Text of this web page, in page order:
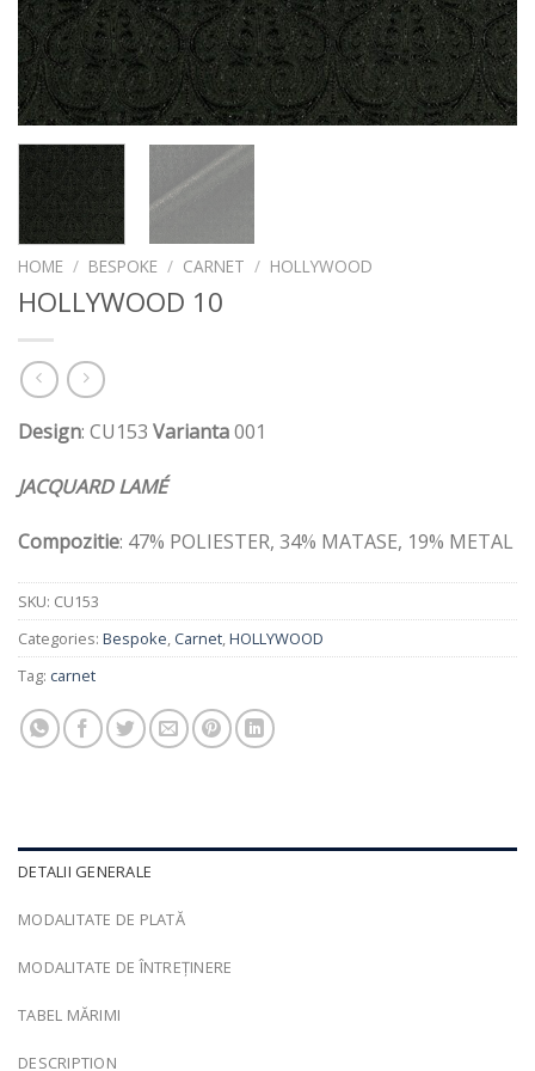
HOME / BESPOKE / CARNET / HOLLYWOOD
HOLLYWOOD 10
Design: CU153 Varianta001
JACQUARD LAMÉ
Compozitie: 47% POLIESTER, 34% MATASE, 19% METAL
SKU: CU153
Categories: Bespoke, Carnet,HOLLYWOOD
Tag: carnet
DETALII GENERALE
MODALITATE DE PLATĂ
MODALITATE DE ÎNTREȚINERE
TABEL MĂRIMI
DESCRIPTION